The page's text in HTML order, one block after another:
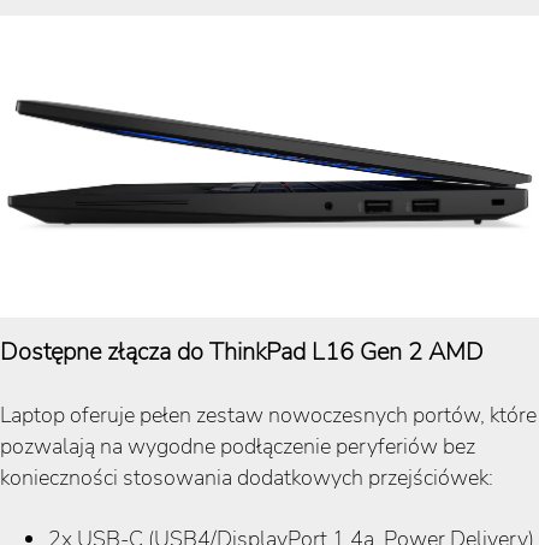
Dostępne złącza do ThinkPad L16 Gen 2 AMD
Laptop oferuje pełen zestaw nowoczesnych portów, które
pozwalają na wygodne podłączenie peryferiów bez
konieczności stosowania dodatkowych przejściówek:
2x USB-C (USB4/DisplayPort 1.4a, Power Delivery)